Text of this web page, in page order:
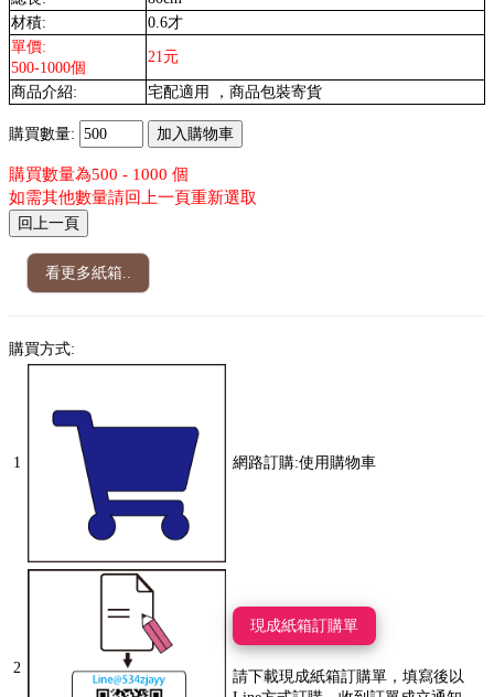
材積:
0.6才
單價:
500-1000個
21元
商品介紹: 宅配適用 ，商品包裝寄貨
購買數量:
購買數量為500 - 1000 個
如需其他數量請回上一頁重新選取
看更多紙箱..
購買方式:
1 網路訂購:使用購物車
2
現成紙箱訂購單
請下載現成紙箱訂購單，填寫後以